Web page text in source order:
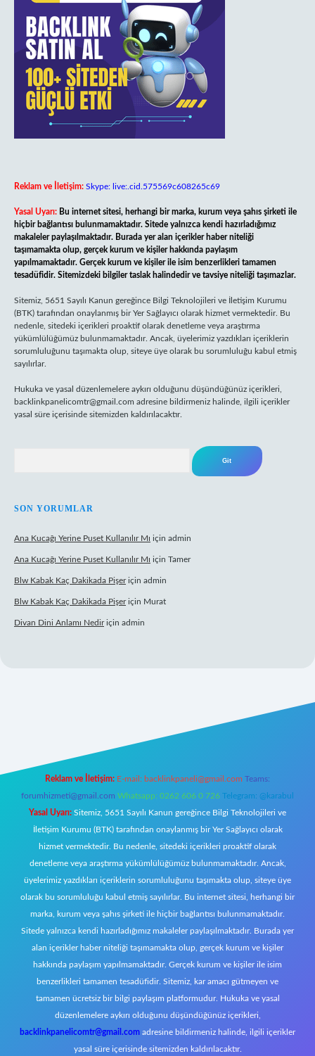
Reklam ve İletişim: Skype: live:.cid.575569c608265c69
Yasal Uyarı: Bu internet sitesi, herhangi bir marka, kurum veya şahıs şirketi ile
hiçbir bağlantısı bulunmamaktadır. Sitede yalnızca kendi hazırladığımız
makaleler paylaşılmaktadır. Burada yer alan içerikler haber niteliği
taşımamakta olup, gerçek kurum ve kişiler hakkında paylaşım
yapılmamaktadır. Gerçek kurum ve kişiler ile isim benzerlikleri tamamen
tesadüfidir. Sitemizdeki bilgiler taslak halindedir ve tavsiye niteliği taşımazlar.
Sitemiz, 5651 Sayılı Kanun gereğince Bilgi Teknolojileri ve İletişim Kurumu
(BTK) tarafından onaylanmış bir Yer Sağlayıcı olarak hizmet vermektedir. Bu
nedenle, sitedeki içerikleri proaktif olarak denetleme veya araştırma
yükümlülüğümüz bulunmamaktadır. Ancak, üyelerimiz yazdıkları içeriklerin
sorumluluğunu taşımakta olup, siteye üye olarak bu sorumluluğu kabul etmiş
sayılırlar.
Hukuka ve yasal düzenlemelere aykırı olduğunu düşündüğünüz içerikleri,
backlinkpanelicomtr@gmail.com adresine bildirmeniz halinde, ilgili içerikler
yasal süre içerisinde sitemizden kaldırılacaktır.
SON YORUMLAR
Ana Kucağı Yerine Puset Kullanılır Mı için admin
Ana Kucağı Yerine Puset Kullanılır Mı için Tamer
Blw Kabak Kaç Dakikada Pişeriçin admin
Blw Kabak Kaç Dakikada Pişeriçin Murat
Divan Dini Anlamı Nediriçin admin
Reklam ve İletişim: E-mail: backlinkpaneli@gmail.com Teams:
forumhizmeti@gmail.com Whatsapp: 0262 606 0 726 Telegram: @karabul
Yasal Uyarı: Sitemiz, 5651 Sayılı Kanun gereğince Bilgi Teknolojileri ve
İletişim Kurumu (BTK) tarafından onaylanmış bir Yer Sağlayıcı olarak
hizmet vermektedir. Bu nedenle, sitedeki içerikleri proaktif olarak
denetleme veya araştırma yükümlülüğümüz bulunmamaktadır. Ancak,
üyelerimiz yazdıkları içeriklerin sorumluluğunu taşımakta olup, siteye üye
olarak bu sorumluluğu kabul etmiş sayılırlar. Bu internet sitesi, herhangi bir
marka, kurum veya şahıs şirketi ile hiçbir bağlantısı bulunmamaktadır.
Sitede yalnızca kendi hazırladığımız makaleler paylaşılmaktadır. Burada yer
alan içerikler haber niteliği taşımamakta olup, gerçek kurum ve kişiler
hakkında paylaşım yapılmamaktadır. Gerçek kurum ve kişiler ile isim
benzerlikleri tamamen tesadüfidir. Sitemiz, kar amacı gütmeyen ve
tamamen ücretsiz bir bilgi paylaşım platformudur. Hukuka ve yasal
düzenlemelere aykırı olduğunu düşündüğünüz içerikleri,
backlinkpanelicomtr@gmail.com adresine bildirmeniz halinde, ilgili içerikler
yasal süre içerisinde sitemizden kaldırılacaktır.